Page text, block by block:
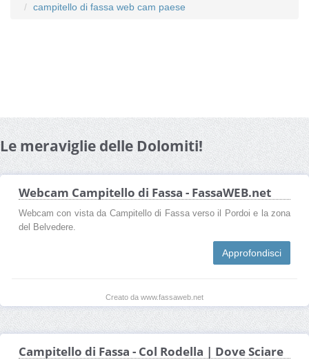
campitello di fassa web cam paese
Le meraviglie delle Dolomiti!
Webcam Campitello di Fassa - FassaWEB.net
Webcam con vista da Campitello di Fassa verso il Pordoi e la zona
del Belvedere.
Approfondisci
Creato da www.fassaweb.net
Campitello di Fassa - Col Rodella | Dove Sciare